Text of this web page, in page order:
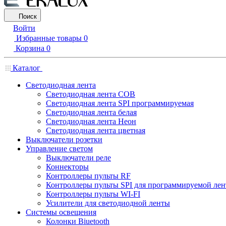
Поиск
Войти
Избранные товары 0
Корзина 0
Каталог
Светодиодная лента
Светодиодная лента COB
Светодиодная лента SPI программируемая
Светодиодная лента белая
Светодиодная лента Неон
Светодиодная лента цветная
Выключатели розетки
Управление светом
Выключатели реле
Коннекторы
Контроллеры пульты RF
Контроллеры пульты SPI для программируемой
Контроллеры пульты WI-FI
Усилители для светодиодной ленты
Системы освещения
Колонки Biuetooth